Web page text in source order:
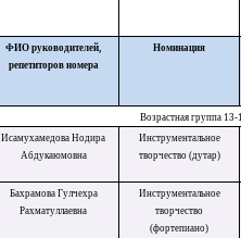
ФИО руководителей,
репетиторов номера
Номинация
Возрастная группа 13-
Исамухамедова Нодира
Абдукаюмовна
Инструментальное
творчество (дутар)
Бахрамова Гулчехра
Рахматуллаевна
Инструментальное
творчество
(фортепиано)